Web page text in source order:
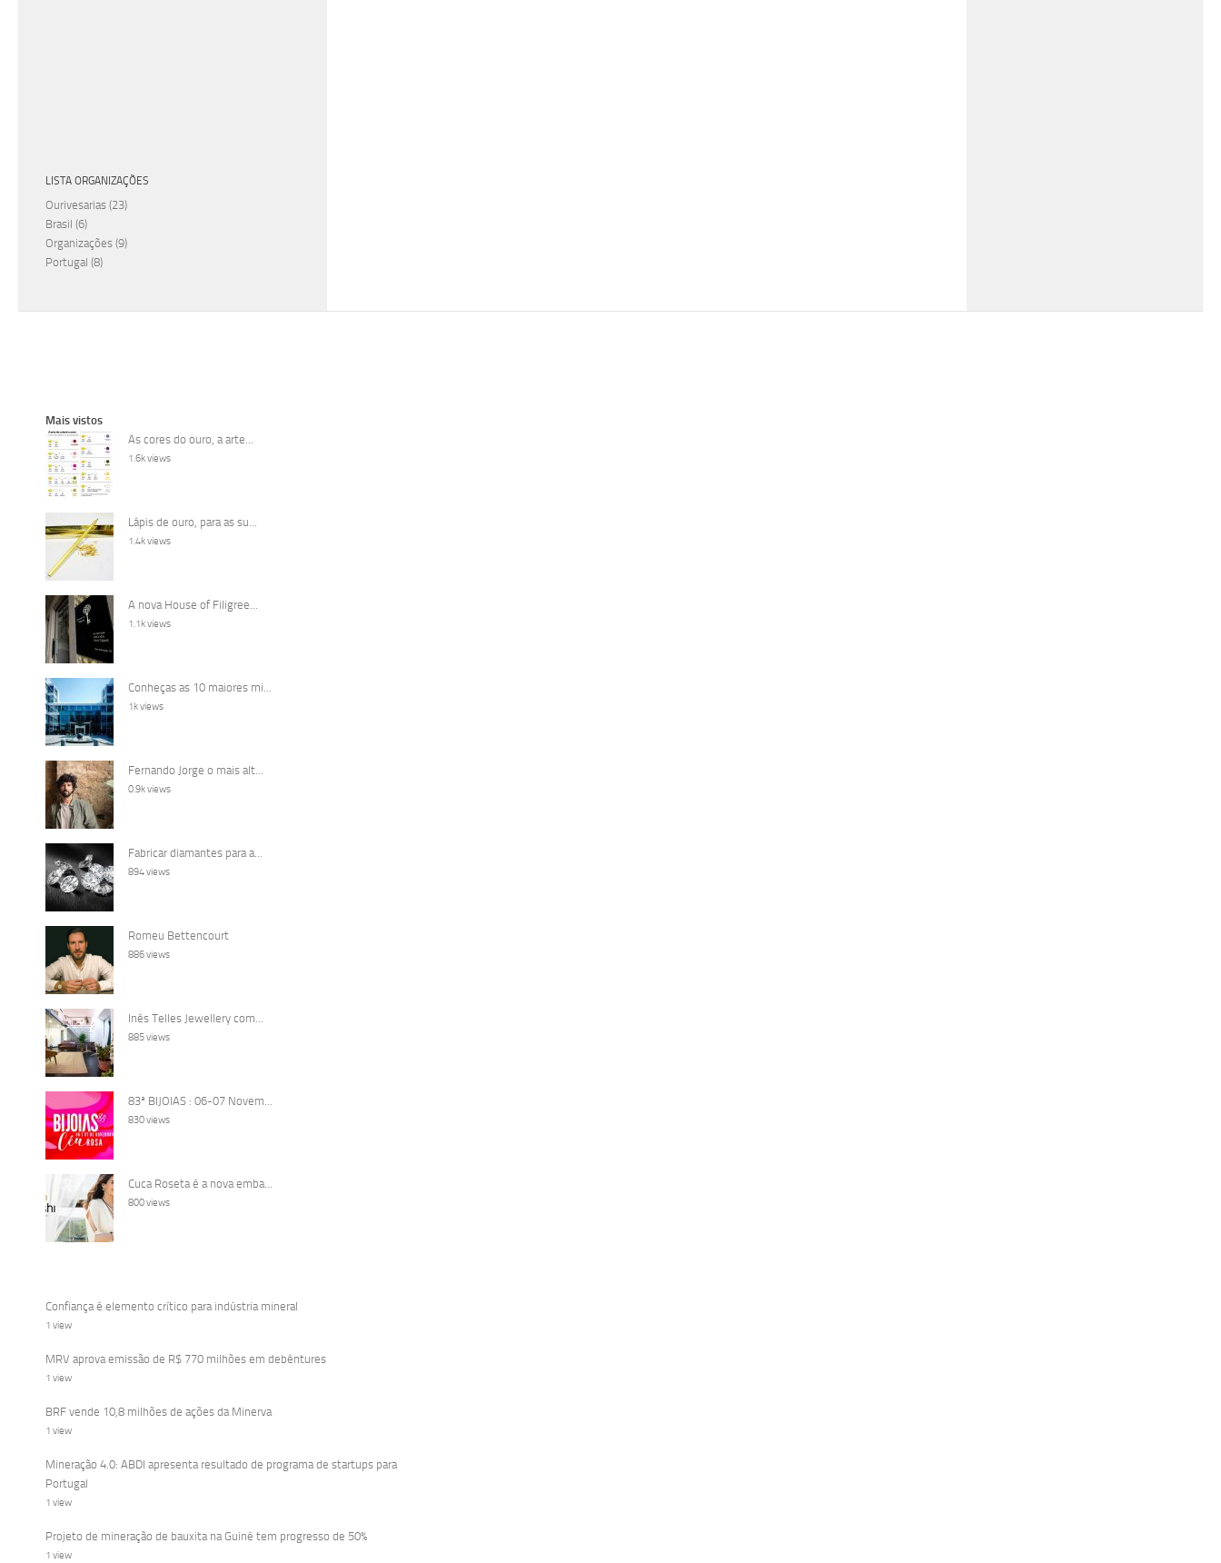
LISTA ORGANIZAÇÕES
Ourivesarias (23)
Brasil (6)
Organizações (9)
Portugal (8)
Mais vistos
As cores do ouro, a arte...
1.6k views
Lápis de ouro, para as su...
1.4k views
A nova House of Filigree...
1.1k views
Conheças as 10 maiores mi...
1k views
Fernando Jorge o mais alt...
0.9k views
Fabricar diamantes para a...
894 views
Romeu Bettencourt
886 views
Inês Telles Jewellery com...
885 views
83ª BIJOIAS : 06-07 Novem...
830 views
Cuca Roseta é a nova emba...
800 views
Confiança é elemento crítico para indústria mineral
1 view
MRV aprova emissão de R$ 770 milhões em debêntures
1 view
BRF vende 10,8 milhões de ações da Minerva
1 view
Mineração 4.0: ABDI apresenta resultado de programa de startups para
Portugal
1 view
Projeto de mineração de bauxita na Guiné tem progresso de 50%
1 view